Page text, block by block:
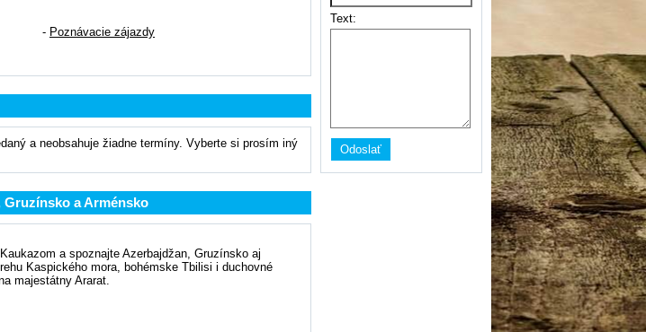
- Poznávacie zájazdy
a neobsahuje žiadne termíny. Vyberte si prosím iný
Gruzínsko a Arménsko
a spoznajte Azerbajdžan, Gruzínsko aj
Kaspického mora, bohémske Tbilisi i duchovné
majestátny Ararat.
Text: